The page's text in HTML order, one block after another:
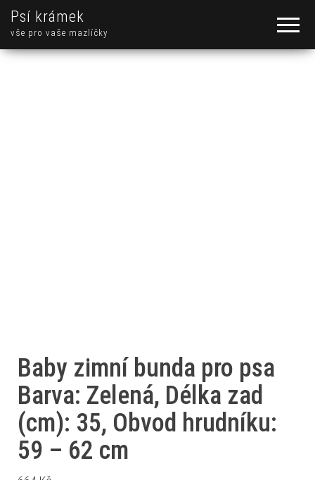
Psí krámek
vše pro vaše mazlíčky
Baby zimní bunda pro psa
Barva: Zelená, Délka zad
(cm): 35, Obvod hrudníku:
59 – 62 cm